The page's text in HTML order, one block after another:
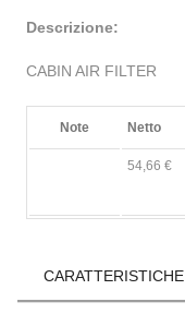
Descrizione:
CABIN AIR FILTER
Note Netto
54,66 €
CARATTERISTICHE